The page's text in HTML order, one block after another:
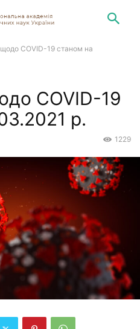
щодо COVID-19 станом на
COVID-19
р.
1229